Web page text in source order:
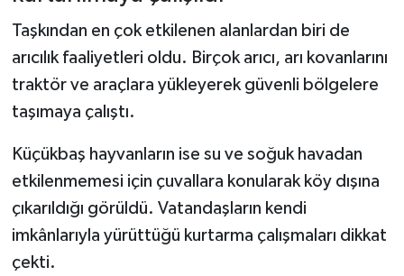
Taşkından en çok etkilenen alanlardan biri de
arıcılık faaliyetleri oldu. Birçok arıcı, arı kovanlarını
traktör ve araçlara yükleyerek güvenli bölgelere
taşımaya çalıştı.
Küçükbaş hayvanların ise su ve soğuk havadan
etkilenmemesi için çuvallara konularak köy dışına
çıkarıldığı görüldü. Vatandaşların kendi
imkânlarıyla yürüttüğü kurtarma çalışmaları dikkat
çekti.